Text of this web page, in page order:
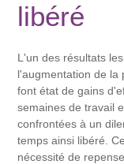
libéré
L'un des résultats
l'augmentation de la
font état de gains
semaines de travail
confrontées à un
temps ainsi libéré.
nécessité de